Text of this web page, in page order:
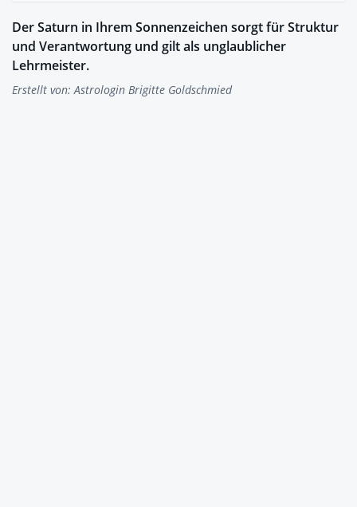
Der Saturn in Ihrem Sonnenzeichen sorgt für Struktur
und Verantwortung und gilt als unglaublicher
Lehrmeister.
Erstellt von: Astrologin Brigitte Goldschmied